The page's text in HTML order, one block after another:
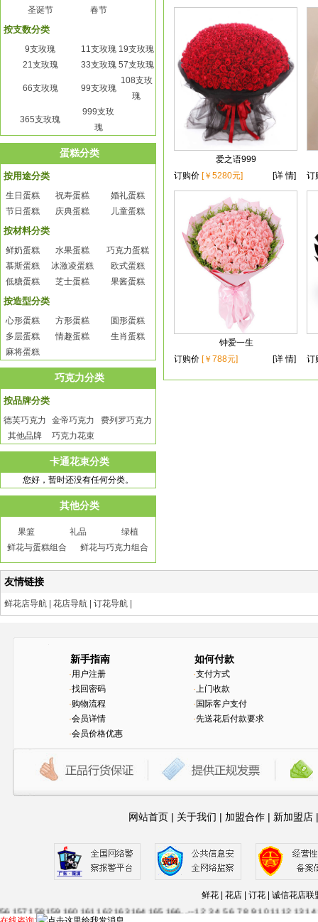
圣诞节
春节
按支数分类
9支玫瑰 11支玫瑰 19支玫瑰
21支玫瑰
33支玫瑰 57支玫瑰
66支玫瑰 99支玫瑰
108支玫
瑰
365支玫瑰
999支玫
瑰
蛋糕分类
按用途分类
生日蛋糕 祝寿蛋糕
婚礼蛋糕
节日蛋糕
庆典蛋糕 儿童蛋糕
按材料分类
鲜奶蛋糕 水果蛋糕
巧克力蛋糕
慕斯蛋糕
冰激凌蛋糕
欧式蛋糕
低糖蛋糕
芝士蛋糕 果酱蛋糕
按造型分类
心形蛋糕 方形蛋糕
圆形蛋糕
多层蛋糕
情趣蛋糕
生肖蛋糕
麻将蛋糕
巧克力分类
按品牌分类
德芙巧克力 金帝巧克力
费列罗巧克力
其他品牌
巧克力花束
卡通花束分类
您好，暂时还没有任何分类。
其他分类
果篮 礼品
绿植
鲜花与蛋糕组合
鲜花与巧克力组合
爱之语999
订购价 [￥5280元] [详 情] 订
钟爱一生
订购价 [￥788元] [详 情] 订
友情链接
鲜花店导航 花店导航 订花导航
新手指南
·用户注册
·找回密码
·购物流程
·会员详情
·会员价格优惠
如何付款
·支付方式
·上门收款
· 国际客户支付
·先送花后付款要求
网站首页 | 关于我们 | 加盟合作 | 新加盟店
鲜花 | 花店 | 订花 | 诚信花店
9 10 11 12 13 14 15 17 18 19 20 21 22 23 24 26 27 28 29 30
67 68 69 76 77 85
127 128 129 130 131 132
56 157 158 159 160 161 162 163 164 165 166 1 2 3 4 5 6 7 8 9 10 11 12 13 14